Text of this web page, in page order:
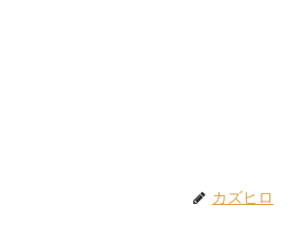
カズヒロ